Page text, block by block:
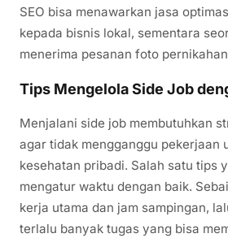
SEO bisa menawarkan jasa
kepada bisnis lokal, sementara
menerima pesanan foto
Tips Mengelola Side Job
Menjalani side job membutuhkan
agar tidak mengganggu pekerjaan
kesehatan pribadi. Salah satu tips
mengatur waktu dengan baik.
kerja utama dan jam sampingan,
terlalu banyak tugas yang bisa